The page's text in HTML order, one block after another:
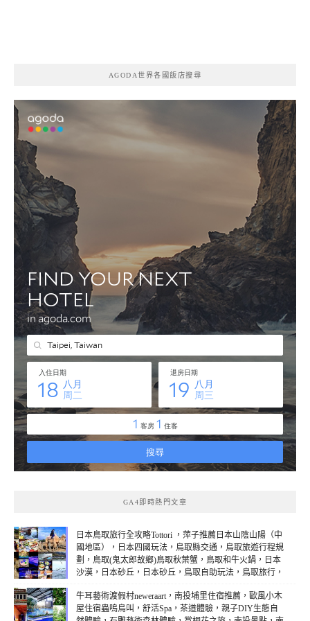
AGODA世界各國飯店搜尋
GA4即時熱門文章
日本鳥取旅行全攻略Tottori ，萍子推薦日本山陰山陽（中
國地區），日本四國玩法，鳥取縣交通，鳥取旅遊行程規
劃，鳥取(鬼太郎故鄉)鳥取秋葉蟹，鳥取和牛火鍋，日本
沙漠，日本砂丘，日本砂丘，鳥取自助玩法，鳥取旅行，
牛耳藝術渡假村neweraart，南投埔里住宿推薦，歐風小木
屋住宿蟲鳴鳥叫，舒活Spa，茶道體驗，親子DIY生態自